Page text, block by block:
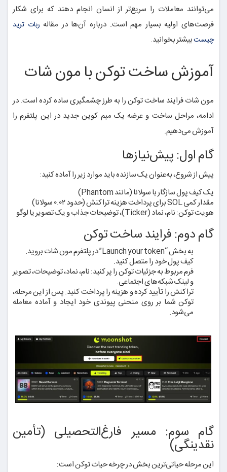
می‌توانند معاملات را سریع‌تر از انسان انجام دهند که برای شکار
فرصت‌های اولیه بسیار مهم است. درباره آن‌ها در مقاله ربات ترید
چیستبیشتر بخوانید.
آموزش ساخت توکن با مون شات
مون شات فرایند ساخت توکن را به طرز چشمگیری ساده کرده است. در
ادامه، مراحل ساخت و عرضه یک میم کوین جدید در این پلتفرم را
آموزش می‌دهیم.
گام اول: پیش‌نیازها
پیش از شروع، به‌عنوان یک سازنده باید موارد زیر را آماده کنید:
یک کیف پول سازگار با سولانا (مانند Phantom)
مقدار کمی SOL برای پرداخت هزینه تراکنش (حدود ۰.۰۲ سولانا)
هویت توکن: نام، نماد (Ticker)، توضیحات جذاب و یک تصویر یا لوگو
گام دوم: فرایند ساخت توکن
به بخش “Launch your token” در پلتفرم مون شات بروید.
کیف پول خود را متصل کنید.
فرم مربوط به جزئیات توکن را پر کنید: نام، نماد، توضیحات، تصویر
و لینک شبکه‌های اجتماعی.
تراکنش را تأیید کرده و هزینه را پرداخت کنید. پس از این مرحله،
توکن شما بر روی منحنی پیوندی خود ایجاد و آماده معامله
می‌شود.
گام سوم: مسیر فارغ‌التحصیلی (تأمین
نقدینگی)
این مرحله حیاتی‌ترین بخش در چرخه حیات توکن است: